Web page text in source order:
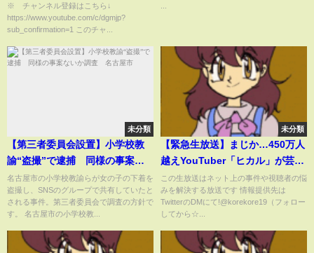
※ チャンネル登録はこちら↓
https://www.youtube.com/c/dgmjp?
sub_confirmation=1 このチャ...
未分類
【第三者委員会設置】小学校教
諭“盗撮”で逮捕 同様の事案な
いか調査 名古屋市
名古屋市の小学校教諭らが女の子の下着を
盗撮し、SNSのグループで共有していたと
される事件。第三者委員会で調査の方針で
す。 名古屋市の小学校教...
未分類
【緊急生放送】まじか…450万人
越えYouTuber「ヒカル」が芸能
人と付き合っている裏で別の女
性YouTuberと●●している事が発
覚…本人と通話…レペゼン地球
この生放送はネット上の事件や視聴者の悩
みを解決する放送です 情報提供先は
TwitterのDMにて!@korekore19（フォロー
してから☆...